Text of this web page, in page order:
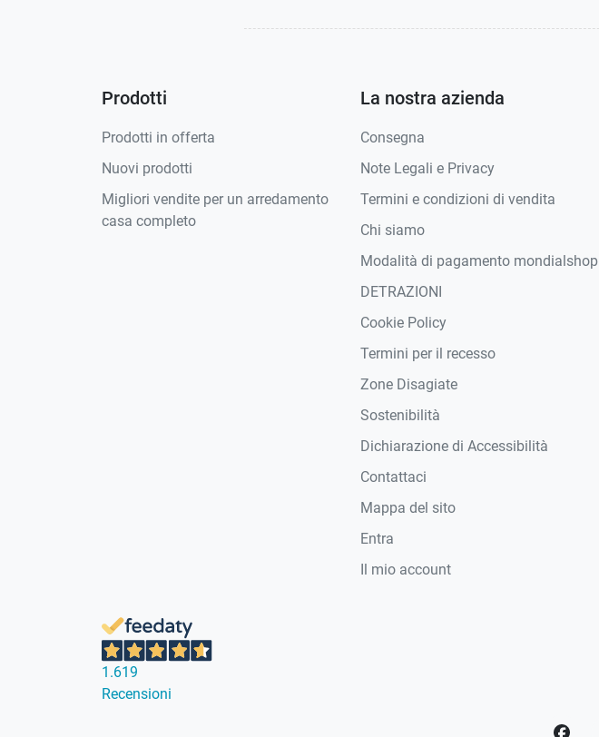
Prodotti
Prodotti in offerta
Nuovi prodotti
Migliori vendite per un arredamento
casa completo
La nostra azienda
Consegna
Note Legali e Privacy
Termini e condizioni di vendita
Chi siamo
Modalità di pagamento mondialshop
DETRAZIONI
Cookie Policy
Termini per il recesso
Zone Disagiate
Sostenibilità
Dichiarazione di Accessibilità
Contattaci
Mappa del sito
Entra
Il mio account
1.619
Recensioni